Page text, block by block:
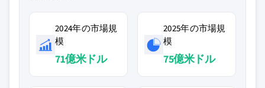
2024年の市場規
模
71億米ドル
2025年の市場規
模
75億米ドル